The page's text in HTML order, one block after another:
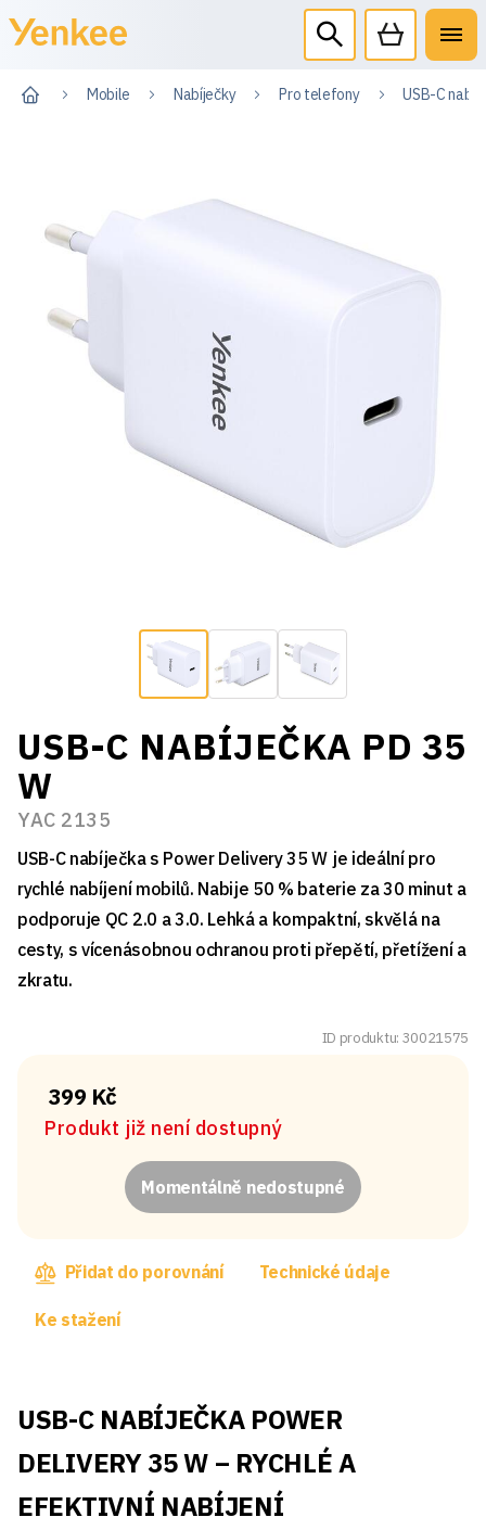
Mobile Nabíječky Pro telefony USB-C
USB-C NABÍJEČKA PD 35
W
YAC 2135
USB-C nabíječka s Power Delivery 35 W je ideální pro
rychlé nabíjení mobilů. Nabije 50 % baterie za 30 minut a
podporuje QC 2.0 a 3.0. Lehká a kompaktní, skvělá na
cesty, s vícenásobnou ochranou proti přepětí, přetížení a
zkratu.
ID produktu: 30021575
399 Kč
Produkt již není dostupný
Momentálně nedostupné
Přidat do porovnání Technické údaje
Ke stažení
USB-C NABÍJEČKA POWER
DELIVERY 35 W – RYCHLÉ A
EFEKTIVNÍ NABÍJENÍ